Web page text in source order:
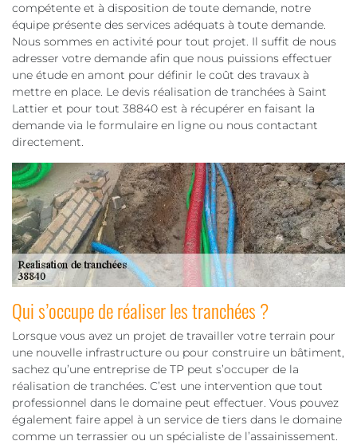
compétente et à disposition de toute demande, notre
équipe présente des services adéquats à toute demande.
Nous sommes en activité pour tout projet. Il suffit de nous
adresser votre demande afin que nous puissions effectuer
une étude en amont pour définir le coût des travaux à
mettre en place. Le devis réalisation de tranchées à Saint
Lattier et pour tout 38840 est à récupérer en faisant la
demande via le formulaire en ligne ou nous contactant
directement.
Qui s’occupe de réaliser les tranchées ?
Lorsque vous avez un projet de travailler votre terrain pour
une nouvelle infrastructure ou pour construire un bâtiment,
sachez qu’une entreprise de TP peut s’occuper de la
réalisation de tranchées. C’est une intervention que tout
professionnel dans le domaine peut effectuer. Vous pouvez
également faire appel à un service de tiers dans le domaine
comme un terrassier ou un spécialiste de l’assainissement.